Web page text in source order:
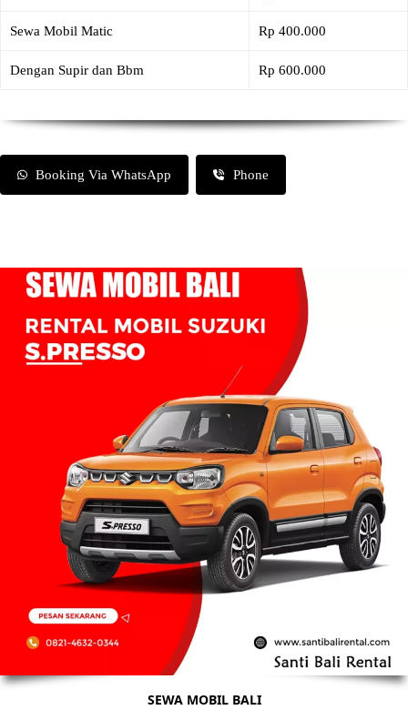
Sewa Mobil Matic Rp 400.000
Dengan Supir dan Bbm Rp 600.000
Booking Via WhatsApp Phone
SEWA MOBIL BALI